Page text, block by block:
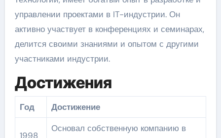
управлении проектами в IT-индустрии. Он
активно участвует в конференциях и семинарах,
делится своими знаниями и опытом с другими
участниками индустрии.
Достижения
Год Достижение
1998
Основал собственную компанию в